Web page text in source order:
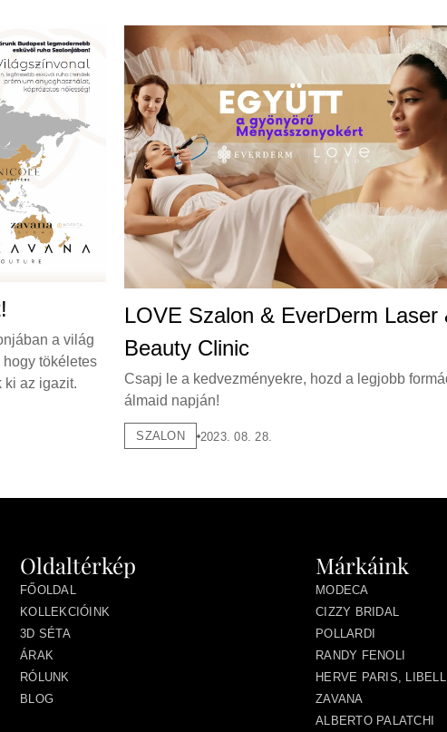
a világ
tökéletes
ki az igazit.
LOVE Szalon & EverDerm Laser
Beauty Clinic
Csapj le a kedvezményekre, hozd a legjobb
álmaid napján!
SZALON 2023. 08. 28.
Oldaltérkép
FŐOLDAL
KOLLEKCIÓINK
3D SÉTA
ÁRAK
RÓLUNK
BLOG
Márkáink
MODECA
CIZZY BRIDAL
POLLARDI
RANDY FENOLI
HERVE PARIS,
ZAVANA
ALBERTO PALATCHI